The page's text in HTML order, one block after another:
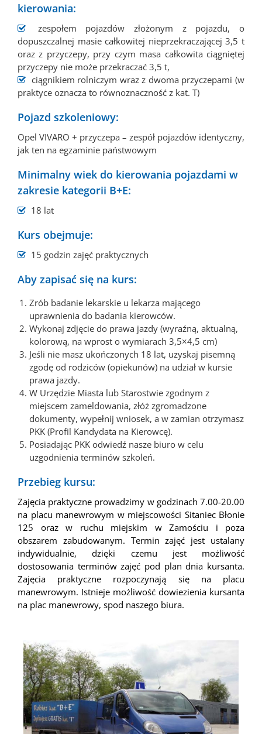
kierowania:
zespołem pojazdów złożonym z pojazdu, o
dopuszczalnej masie całkowitej nieprzekraczającej 3,5 t
oraz z przyczepy, przy czym masa całkowita ciągniętej
przyczepy nie może przekraczać 3,5 t,
ciągnikiem rolniczym wraz z dwoma przyczepami (w
praktyce oznacza to równoznaczność z kat. T)
Pojazd szkoleniowy:
Opel VIVARO + przyczepa – zespół pojazdów identyczny,
jak ten na egzaminie państwowym
Minimalny wiek do kierowania pojazdami w
zakresie kategorii B+E:
18 lat
Kurs obejmuje:
15 godzin zajęć praktycznych
Aby zapisać się na kurs:
Zrób badanie lekarskie u lekarza mającego
uprawnienia do badania kierowców.
Wykonaj zdjęcie do prawa jazdy (wyraźną, aktualną,
kolorową, na wprost o wymiarach 3,5×4,5 cm)
Jeśli nie masz ukończonych 18 lat, uzyskaj pisemną
zgodę od rodziców (opiekunów) na udział w kursie
prawa jazdy.
W Urzędzie Miasta lub Starostwie zgodnym z
miejscem zameldowania, złóż zgromadzone
dokumenty, wypełnij wniosek, a w zamian otrzymasz
PKK (Profil Kandydata na Kierowcę).
Posiadając PKK odwiedź nasze biuro w celu
uzgodnienia terminów szkoleń.
Przebieg kursu:
Zajęcia praktyczne prowadzimy w godzinach 7.00-20.00
na placu manewrowym w miejscowości Sitaniec Błonie
125 oraz w ruchu miejskim w Zamościu i poza
obszarem zabudowanym. Termin zajęć jest ustalany
indywidualnie, dzięki czemu jest możliwość
dostosowania terminów zajęć pod plan dnia kursanta.
Zajęcia praktyczne rozpoczynają się na placu
manewrowym. Istnieje możliwość dowiezienia kursanta
na plac manewrowy, spod naszego biura.